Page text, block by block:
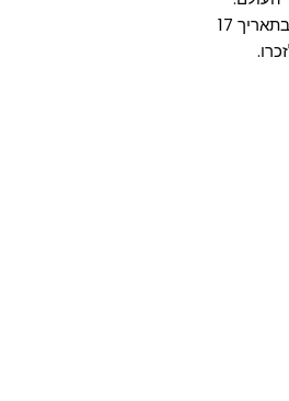
פטריק הקדוש היה מבשר הנצרות באירלנד. הוא נחשב לפטרון המגן של האירים הנוצרים ובתאריך 17